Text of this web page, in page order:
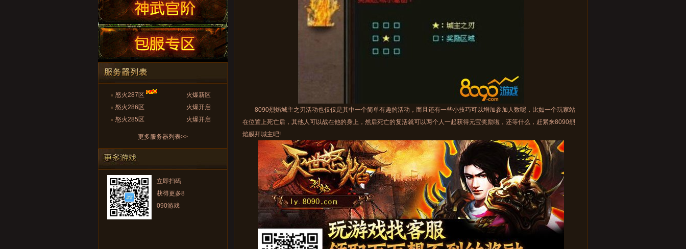
火爆新区
怒火287区
火爆开启
怒火286区
火爆开启
怒火285区
更多服务器列表>>
立即扫码
获得更多8
090游戏
8090烈焰城主之刃活动也仅仅是其中一个简单有趣的活动，而且还有一些小技巧可以增加参加人数呢，比如一个玩家站
在位置上死亡后，其他人可以战在他的身上，然后死亡的复活就可以两个人一起获得元宝奖励啦，还等什么，赶紧来8090烈
焰膜拜城主吧!